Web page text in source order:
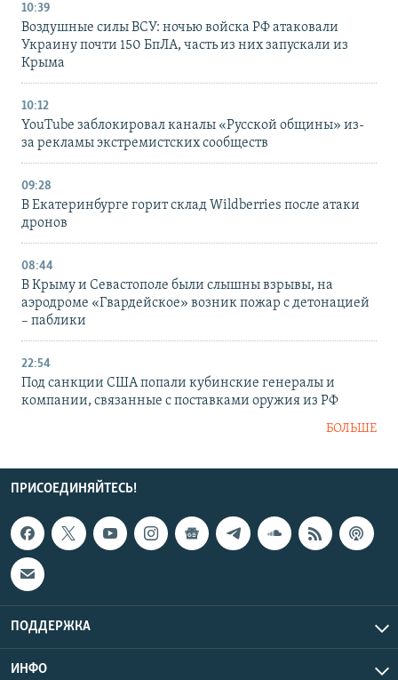
10:39
Воздушные силы ВСУ: ночью войска РФ атаковали
Украину почти 150 БпЛА, часть из них запускали из
Крыма
10:12
YouTube заблокировал каналы «Русской общины» из-
за рекламы экстремистских сообществ
09:28
В Екатеринбурге горит склад Wildberries после атаки
дронов
08:44
В Крыму и Севастополе были слышны взрывы, на
аэродроме «Гвардейское» возник пожар с детонацией
– паблики
22:54
Под санкции США попали кубинские генералы и
компании, связанные с поставками оружия из РФ
БОЛЬШЕ
ПРИСОЕДИНЯЙТЕСЬ!
ПОДДЕРЖКА
ИНФО